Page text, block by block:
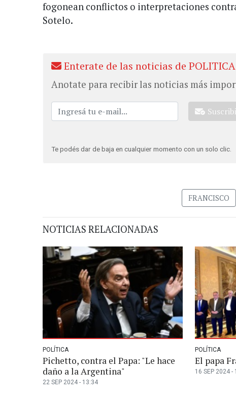
fogonean conflictos o interpretaciones
Sotelo.
Enterate de las noticias de
Anotate para recibir las noticias más
Te podés dar de baja en cualquier momento con un solo clic.
FRANCISCO
NOTICIAS RELACIONADAS
POLÍTICA
Pichetto, contra el Papa: "Le hace
daño a la Argentina"
22 SEP 2024 - 13:34
POLÍTICA
El papa
16 SEP 2024 -